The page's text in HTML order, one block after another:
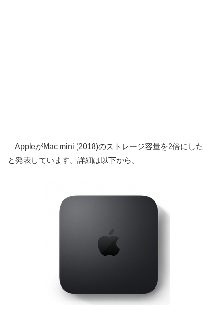
AppleがMac mini (2018)のストレージ容量を2倍にした
と発表しています。詳細は以下から。